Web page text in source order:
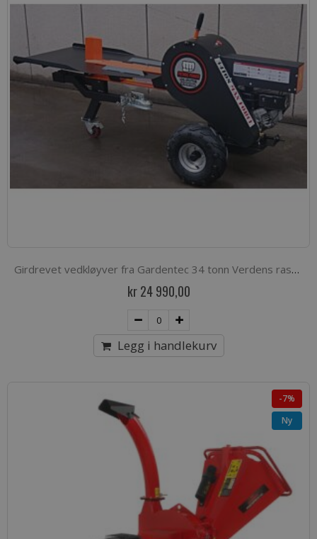
Girdrevet vedkløyver fra Gardentec 34 tonn Verdens raskeste!
kr 24 990,00
Legg i handlekurv
-7%
Ny